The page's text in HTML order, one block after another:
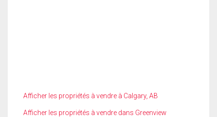
Afficher les propriétés à vendre à Calgary, AB
Afficher les propriétés à vendre dans Greenview